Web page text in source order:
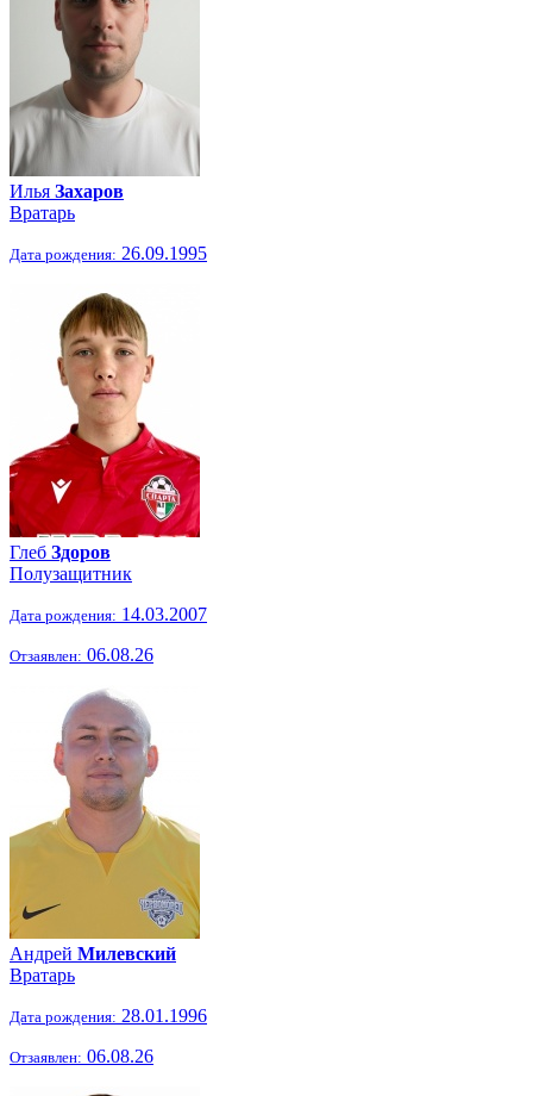
Илья Захаров
Вратарь
Дата рождения: 26.09.1995
Глеб Здоров
Полузащитник
Дата рождения: 14.03.2007
Отзаявлен: 06.08.26
Андрей Милевский
Вратарь
Дата рождения: 28.01.1996
Отзаявлен: 06.08.26